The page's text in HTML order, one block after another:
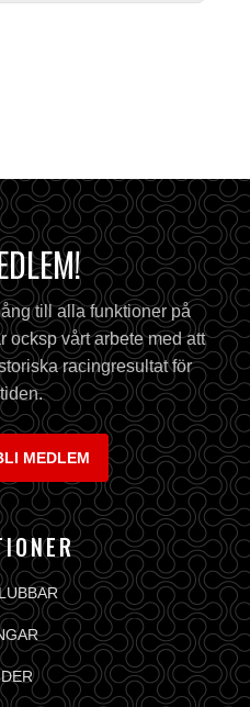
till alla funktioner på
ocksp vårt arbete med att
racingresultat för
MEDLEM